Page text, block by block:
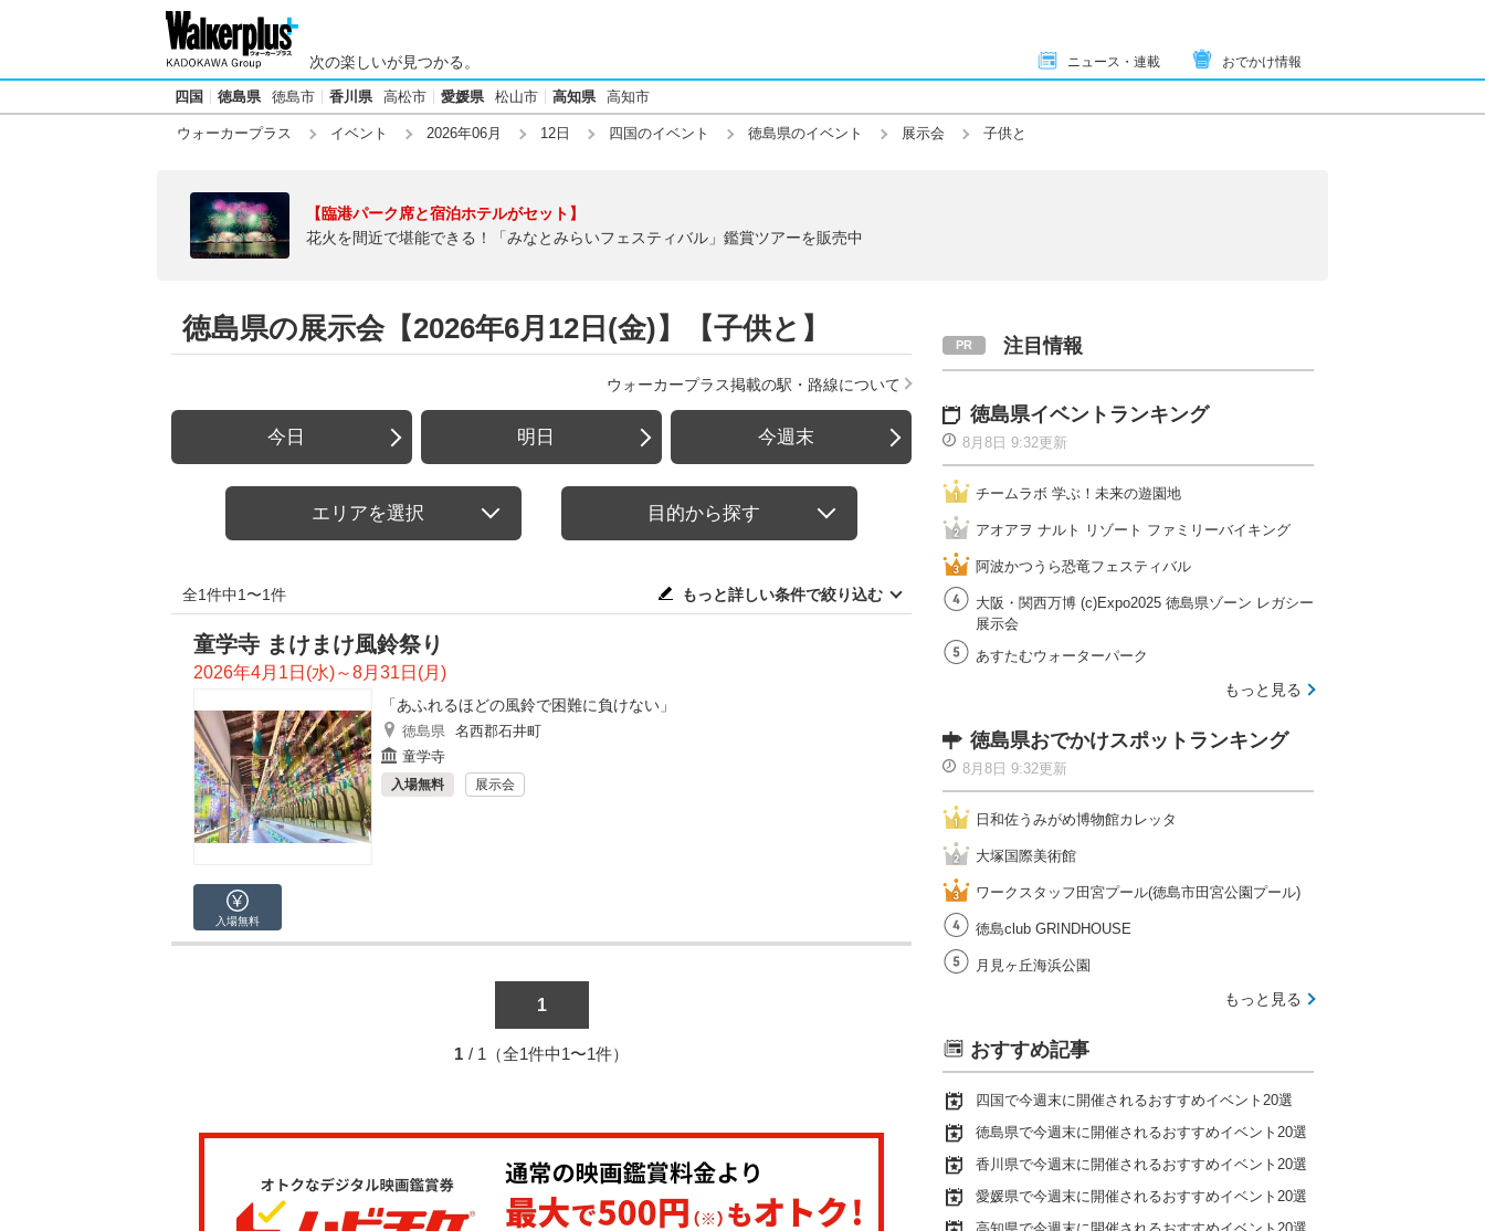
次の楽しいが見つかる。 ニュース・連載 おでかけ情報
四国 徳島県 徳島市 香川県 高松市 愛媛県 松山市 高知県 高知市
ウォーカープラス イベント 2026年06月 12日 四国のイベント 徳島県のイベント 展示会 子供と
【臨港パーク席と宿泊ホテルがセット】
花火を間近で堪能できる！「みなとみらいフェスティバル」鑑賞ツアーを販売中
徳島県の展示会【2026年6月12日(金)】【子供と】
ウォーカープラス掲載の駅・路線について
今日 明日 今週末
エリアを選択 目的から探す
全1件中1〜1件 もっと詳しい条件で絞り込む
童学寺 まけまけ風鈴祭り
2026年4月1日(水)～8月31日(月)
「あふれるほどの風鈴で困難に負けない」
徳島県 名西郡石井町
童学寺
入場無料 展示会
入場無料
1
1 / 1（全1件中1〜1件）
注目情報
徳島県イベントランキング
8月8日 9:32更新
チームラボ 学ぶ！未来の遊園地
アオアヲ ナルト リゾート ファミリーバイキング
阿波かつうら恐竜フェスティバル
大阪・関西万博 (c)Expo2025 徳島県ゾーン レガシー
展示会
あすたむウォーターパーク
もっと見る
徳島県おでかけスポットランキング
8月8日 9:32更新
日和佐うみがめ博物館カレッタ
大塚国際美術館
ワークスタッフ田宮プール(徳島市田宮公園プール)
徳島club GRINDHOUSE
月見ヶ丘海浜公園
もっと見る
おすすめ記事
四国で今週末に開催されるおすすめイベント20選
徳島県で今週末に開催されるおすすめイベント20選
香川県で今週末に開催されるおすすめイベント20選
愛媛県で今週末に開催されるおすすめイベント20選